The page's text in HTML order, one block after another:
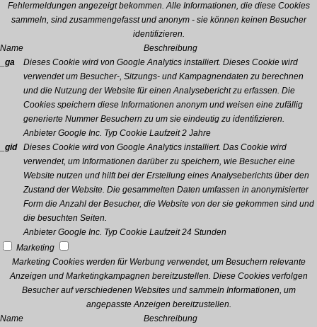
Fehlermeldungen angezeigt bekommen. Alle Informationen, die diese Cookies
sammeln, sind zusammengefasst und anonym - sie können keinen Besucher
identifizieren.
Name
Beschreibung
_ga
Dieses Cookie wird von Google Analytics installiert. Dieses Cookie wird
verwendet um Besucher-, Sitzungs- und Kampagnendaten zu berechnen
und die Nutzung der Website für einen Analysebericht zu erfassen. Die
Cookies speichern diese Informationen anonym und weisen eine zufällig
generierte Nummer Besuchern zu um sie eindeutig zu identifizieren.
Anbieter Google Inc. Typ Cookie Laufzeit 2 Jahre
_gid
Dieses Cookie wird von Google Analytics installiert. Das Cookie wird
verwendet, um Informationen darüber zu speichern, wie Besucher eine
Website nutzen und hilft bei der Erstellung eines Analyseberichts über den
Zustand der Website. Die gesammelten Daten umfassen in anonymisierter
Form die Anzahl der Besucher, die Website von der sie gekommen sind und
die besuchten Seiten.
Anbieter Google Inc. Typ Cookie Laufzeit 24 Stunden
Marketing
Marketing Cookies werden für Werbung verwendet, um Besuchern relevante
Anzeigen und Marketingkampagnen bereitzustellen. Diese Cookies verfolgen
Besucher auf verschiedenen Websites und sammeln Informationen, um
angepasste Anzeigen bereitzustellen.
Name
Beschreibung